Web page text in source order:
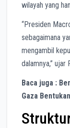
wilayah yang
“Presiden
sebagaimana
mengambil
dalamnya,” ujar
Baca juga :
Gaza